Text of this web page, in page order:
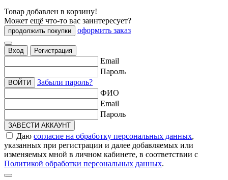
Товар добавлен в корзину!
Может ещё что-то вас заинтересует?
продолжить покупки оформить заказ
Вход Регистрация
Email
Пароль
ВОЙТИ
Забыли пароль?
ФИО
Email
Пароль
ЗАВЕСТИ АККАУНТ
Даю согласие на обработку персональных данных,
указанных при регистрации и далее добавляемых или
изменяемых мной в личном кабинете, в соответствии с
Политикой обработки персональных данных.